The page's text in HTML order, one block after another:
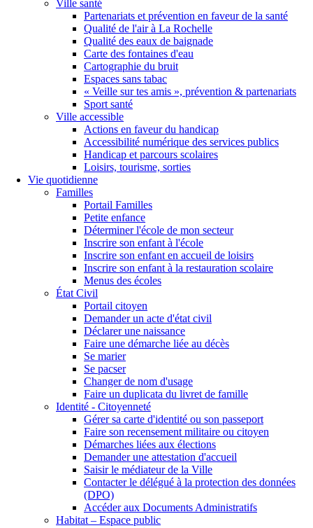
Ville santé
Partenariats et prévention en faveur de la santé
Qualité de l'air à La Rochelle
Qualité des eaux de baignade
Carte des fontaines d'eau
Cartographie du bruit
Espaces sans tabac
« Veille sur tes amis », prévention & partenariats
Sport santé
Ville accessible
Actions en faveur du handicap
Accessibilité numérique des services publics
Handicap et parcours scolaires
Loisirs, tourisme, sorties
Vie quotidienne
Familles
Portail Familles
Petite enfance
Déterminer l'école de mon secteur
Inscrire son enfant à l'école
Inscrire son enfant en accueil de loisirs
Inscrire son enfant à la restauration scolaire
Menus des écoles
État Civil
Portail citoyen
Demander un acte d'état civil
Déclarer une naissance
Faire une démarche liée au décès
Se marier
Se pacser
Changer de nom d'usage
Faire un duplicata du livret de famille
Identité - Citoyenneté
Gérer sa carte d'identité ou son passeport
Faire son recensement militaire ou citoyen
Démarches liées aux élections
Demander une attestation d'accueil
Saisir le médiateur de la Ville
Contacter le délégué à la protection des données
(DPO)
Accéder aux Documents Administratifs
Habitat – Espace public